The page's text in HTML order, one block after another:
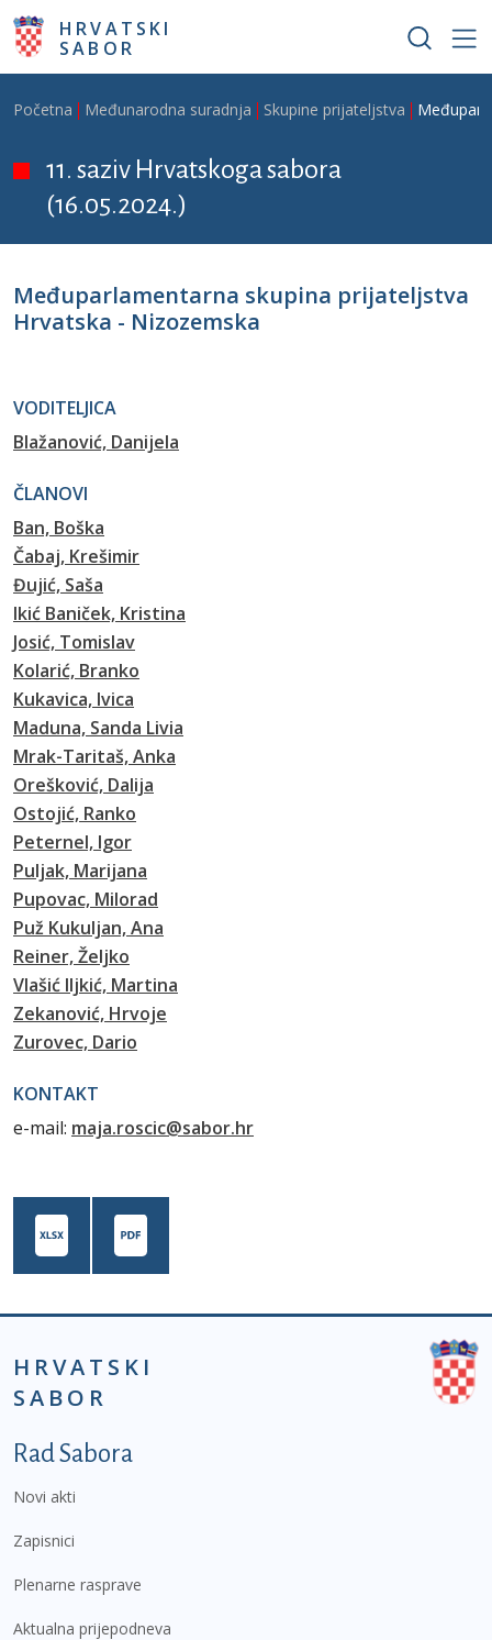
Skoči na glavni sadržaj
HRVATSKI
SABOR
Breadcrumb
Početna Međunarodna suradnja Skupine prijateljstva
11. saziv Hrvatskoga sabora
(16.05.2024.)
Međuparlamentarna skupina prijateljstva
Hrvatska - Nizozemska
VODITELJICA
Blažanović, Danijela
ČLANOVI
Ban, Boška
Čabaj, Krešimir
Đujić, Saša
Ikić Baniček, Kristina
Josić, Tomislav
Kolarić, Branko
Kukavica, Ivica
Maduna, Sanda Livia
Mrak-Taritaš, Anka
Orešković, Dalija
Ostojić, Ranko
Peternel, Igor
Puljak, Marijana
Pupovac, Milorad
Puž Kukuljan, Ana
Reiner, Željko
Vlašić Iljkić, Martina
Zekanović, Hrvoje
Zurovec, Dario
KONTAKT
e-mail: maja.roscic@sabor.hr
HRVATSKI
SABOR
Podnožje prvi izbornik
Rad Sabora
Novi akti
Zapisnici
Plenarne rasprave
Aktualna prijepodneva